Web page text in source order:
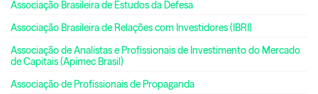
Associação Brasileira de Estudos da Defesa
Associação Brasileira de Relações com Investidores (IBRI)
Associação de Analistas e Profissionais de Investimento do Mercado
de Capitais (Apimec Brasil)
Associação de Profissionais de Propaganda